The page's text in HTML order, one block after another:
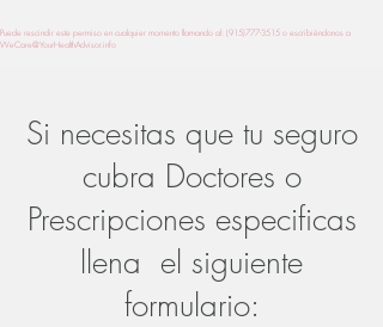
Puede rescindir este permiso en cualquier momento llamando al: (915)777-3515 o escribiéndonos a
WeCare@YourHealthAdvisor.info
Si necesitas que tu seguro
cubra Doctores o
Prescripciones especificas
llena el siguiente
formulario: